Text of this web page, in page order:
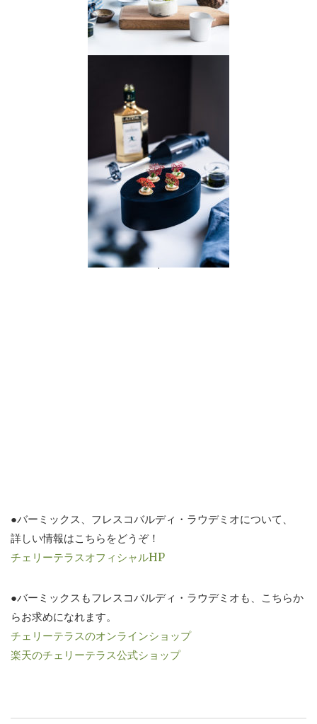
●バーミックス、フレスコバルディ・ラウデミオについて、
詳しい情報はこちらをどうぞ！
チェリーテラスオフィシャルHP
●バーミックスもフレスコバルディ・ラウデミオも、こちらか
らお求めになれます。
チェリーテラスのオンラインショップ
楽天のチェリーテラス公式ショップ